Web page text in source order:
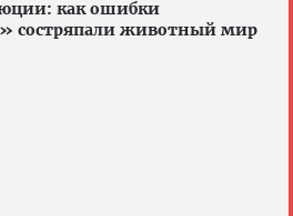
как ошибки
состряпали животный мир